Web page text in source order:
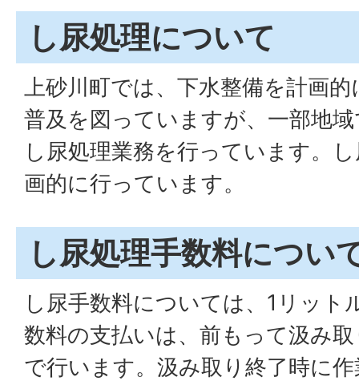
し尿処理について
上砂川町では、下水整備を計画
普及を図っていますが、一部地
し尿処理業務を行っています。
画的に行っています。
し尿処理手数料につい
し尿手数料については、1リット
数料の支払いは、前もって汲み
で行います。汲み取り終了時に